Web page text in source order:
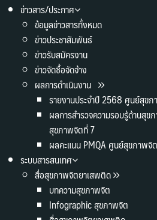
ข่าวสาร/ประกาศ
ข้อมูลข่าวสารทั้งหมด
ข่าวประชาสัมพันธ์
ข่าวรับสมัครงาน
ข่าวจัดซื้อจัดจ้าง
ผลการดำเนินงาน
รายงานประจำปี 2568 ศูนย์สุข
ผลการสำรวจความรอบรู้ด้าน
สุขภาพจิตที่ 7
ผลคะแนน PMQA ศูนย์สุขภาพจิ
ระบบสารสนเทศ
สื่อสุขภาพจิตยาเสพติด
บทความสุขภาพจิต
Infographic สุขภาพจิต